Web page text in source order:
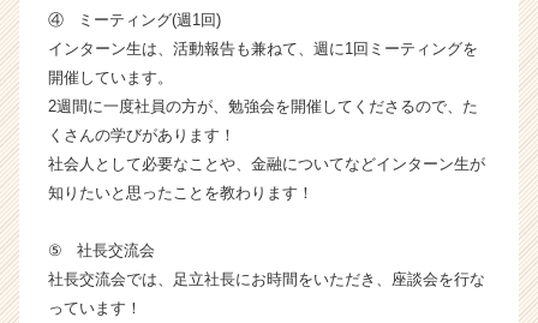
キ
ャ
ア
（C
e
a
④ ミーティング(週1回)
インターン生は、活動報告も兼ねて、週に1回ミーティングを
開催しています。
2週間に一度社員の方が、勉強会を開催してくださるので、た
くさんの学びがあります！
社会人として必要なことや、金融についてなどインターン生が
知りたいと思ったことを教わります！
⑤ 社長交流会
社長交流会では、足立社長にお時間をいただき、座談会を行な
っています！